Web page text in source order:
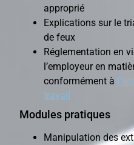
approprié
Explications sur le
de feux
Réglementation en
l’employeur en
conformément à
travail
Modules pratiques
Manipulation des